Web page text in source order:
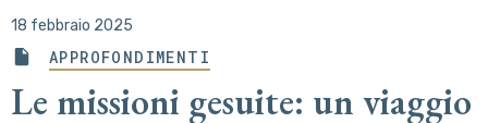
18 febbraio 2025
APPROFONDIMENTI
Le missioni gesuite: un viaggio